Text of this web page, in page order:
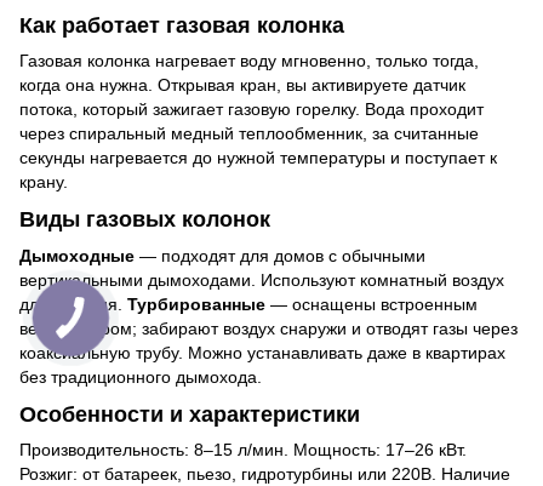
Как работает газовая колонка
Газовая колонка нагревает воду мгновенно, только тогда,
когда она нужна. Открывая кран, вы активируете датчик
потока, который зажигает газовую горелку. Вода проходит
через спиральный медный теплообменник, за считанные
секунды нагревается до нужной температуры и поступает к
крану.
Виды газовых колонок
Дымоходные — подходят для домов с обычными
вертикальными дымоходами. Используют комнатный воздух
для горения. Турбированные — оснащены встроенным
вентилятором; забирают воздух снаружи и отводят газы через
коаксиальную трубу. Можно устанавливать даже в квартирах
без традиционного дымохода.
Особенности и характеристики
Производительность: 8–15 л/мин. Мощность: 17–26 кВт.
Розжиг: от батареек, пьезо, гидротурбины или 220В. Наличие